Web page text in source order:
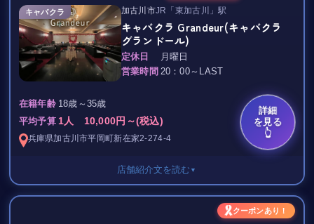
♪（＾＾）/
出張や転勤で関西に来られた方、
接待やご友人同士でも安心して、
AT EASEへご来店下さい＊
ママより
*…..*…..*…..*…..*…..*…..*…..*…..*
この度初めてのお客様でも
ご来店しやすくする為に
ボトルキープ 5,000円～
東加古川で新しいスナックがオープン！
★☆ Mirage ☆★
綺麗でオシャレなお店です♪
楽しいひと時を過ごせますよ♪
今なら、初回来店のお客様に限り
焼酎ボトル半額とさせていただきます！
お近くにお越しの際はぜひお立ち寄りください！
キャバクラ 加古川市JR「東加古川」駅
キャバクラ Grandeur(キャバクラ
グランドール)
定休日
月曜日
営業時間 20：00～LAST
在籍年齢 18歳～35歳
平均予算 1人 10,000円～(税込)
兵庫県加古川市平岡町新在家2-274-4
詳細
を見る
👆
店舗紹介文を読む ▼
クーポンあり！